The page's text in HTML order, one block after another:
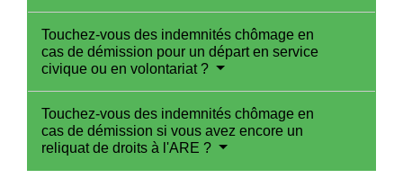
Touchez-vous des indemnités chômage en
cas de démission pour un départ en service
civique ou en volontariat ?
Touchez-vous des indemnités chômage en
cas de démission si vous avez encore un
reliquat de droits à l'ARE ?